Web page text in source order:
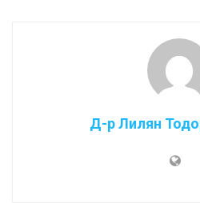
Д-р Лилян